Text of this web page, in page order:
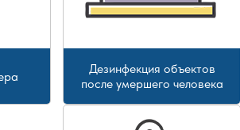
Дезинфекция объектов
после умершего человека